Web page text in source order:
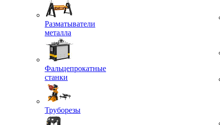
Разматыватели
металла
Фальцепрокатные
станки
Труборезы